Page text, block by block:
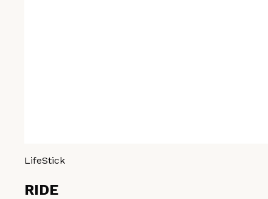
LifeStick
RIDE